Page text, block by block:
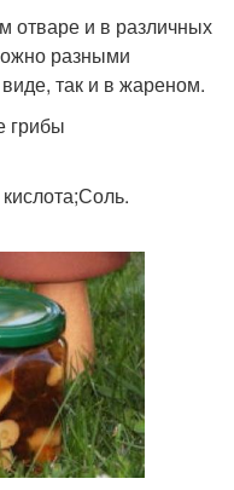
отваре и в различных
разными
так и в жареном.
грибы